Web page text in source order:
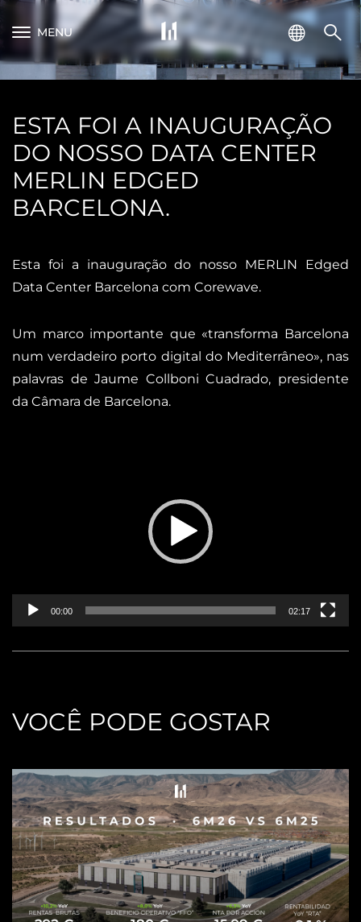
MENU
ESTA FOI A INAUGURAÇÃO
DO NOSSO DATA CENTER
MERLIN EDGED
BARCELONA.
Esta foi a inauguração do nosso MERLIN Edged
Data Center Barcelona com Corewave.
Um marco importante que «transforma Barcelona
num verdadeiro porto digital do Mediterrâneo», nas
palavras de Jaume Collboni Cuadrado, presidente
da Câmara de Barcelona.
00:00 02:17
VOCÊ PODE GOSTAR